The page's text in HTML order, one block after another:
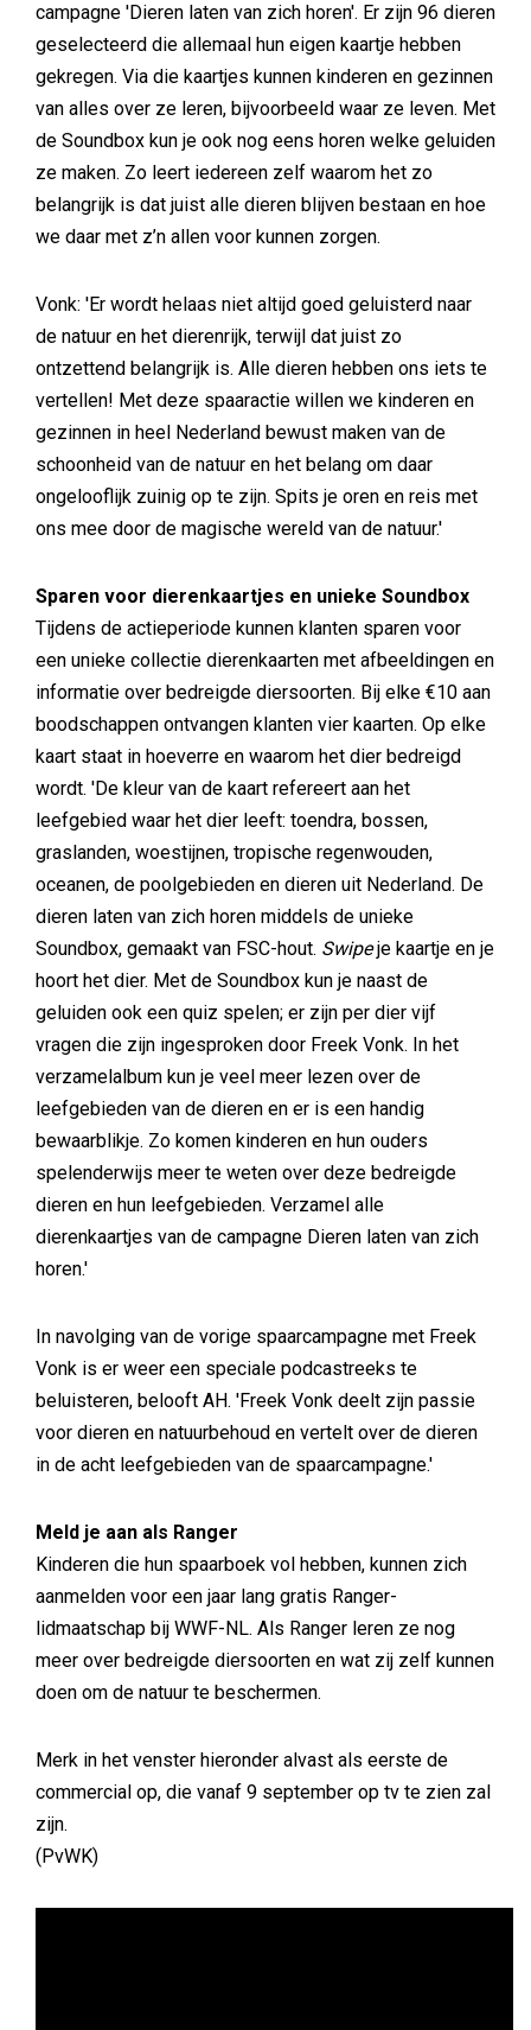
campagne 'Dieren laten van zich horen'. Er zijn 96 dieren
geselecteerd die allemaal hun eigen kaartje hebben
gekregen. Via die kaartjes kunnen kinderen en gezinnen
van alles over ze leren, bijvoorbeeld waar ze leven. Met
de Soundbox kun je ook nog eens horen welke geluiden
ze maken. Zo leert iedereen zelf waarom het zo
belangrijk is dat juist alle dieren blijven bestaan en hoe
we daar met z’n allen voor kunnen zorgen.
Vonk: 'Er wordt helaas niet altijd goed geluisterd naar
de natuur en het dierenrijk, terwijl dat juist zo
ontzettend belangrijk is. Alle dieren hebben ons iets te
vertellen! Met deze spaaractie willen we kinderen en
gezinnen in heel Nederland bewust maken van de
schoonheid van de natuur en het belang om daar
ongelooflijk zuinig op te zijn. Spits je oren en reis met
ons mee door de magische wereld van de natuur.'
Sparen voor dierenkaartjes en unieke Soundbox
Tijdens de actieperiode kunnen klanten sparen voor
een unieke collectie dierenkaarten met afbeeldingen en
informatie over bedreigde diersoorten. Bij elke €10 aan
boodschappen ontvangen klanten vier kaarten. Op elke
kaart staat in hoeverre en waarom het dier bedreigd
wordt. 'De kleur van de kaart refereert aan het
leefgebied waar het dier leeft: toendra, bossen,
graslanden, woestijnen, tropische regenwouden,
oceanen, de poolgebieden en dieren uit Nederland. De
dieren laten van zich horen middels de unieke
Soundbox, gemaakt van FSC-hout. Swipeje kaartje en je
hoort het dier. Met de Soundbox kun je naast de
geluiden ook een quiz spelen; er zijn per dier vijf
vragen die zijn ingesproken door Freek Vonk. In het
verzamelalbum kun je veel meer lezen over de
leefgebieden van de dieren en er is een handig
bewaarblikje. Zo komen kinderen en hun ouders
spelenderwijs meer te weten over deze bedreigde
dieren en hun leefgebieden. Verzamel alle
dierenkaartjes van de campagne Dieren laten van zich
horen.'
In navolging van de vorige spaarcampagne met Freek
Vonk is er weer een speciale podcastreeks te
beluisteren, belooft AH. 'Freek Vonk deelt zijn passie
voor dieren en natuurbehoud en vertelt over de dieren
in de acht leefgebieden van de spaarcampagne.'
Meld je aan als Ranger
Kinderen die hun spaarboek vol hebben, kunnen zich
aanmelden voor een jaar lang gratis Ranger-
lidmaatschap bij WWF-NL. Als Ranger leren ze nog
meer over bedreigde diersoorten en wat zij zelf kunnen
doen om de natuur te beschermen.
Merk in het venster hieronder alvast als eerste de
commercial op, die vanaf 9 september op tv te zien zal
zijn.
(PvWK)